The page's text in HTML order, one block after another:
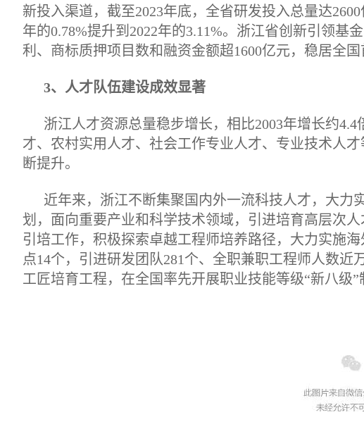
新投入渠道，截至2023年底，全省研发投入总量达
年的0.78%提升到2022年的3.11%。浙江省创新引领基
利、商标质押项目数和融资金额超1600亿元，稳居全国
3、人才队伍建设成效显著
浙江人才资源总量稳步增长，相比2003年增长约
才、农村实用人才、社会工作专业人才、专业技术人
断提升。
近年来，浙江不断集聚国内外一流科技人才，大力
划，面向重要产业和科学技术领域，引进培育高层次
引培工作，积极探索卓越工程师培养路径，大力实施
点14个，引进研发团队281个、全职兼职工程师人数
工匠培育工程，在全国率先开展职业技能等级“新八级